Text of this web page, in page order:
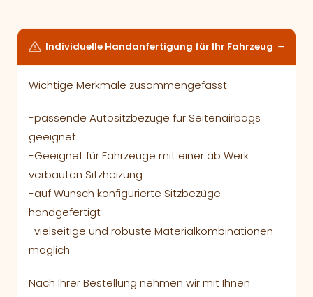
Individuelle Handanfertigung für Ihr Fahrzeug
Wichtige Merkmale zusammengefasst:
-passende Autositzbezüge für Seitenairbags
geeignet
-Geeignet für Fahrzeuge mit einer ab Werk
verbauten Sitzheizung
-auf Wunsch konfigurierte Sitzbezüge
handgefertigt
-vielseitige und robuste Materialkombinationen
möglich
Nach Ihrer Bestellung nehmen wir mit Ihnen